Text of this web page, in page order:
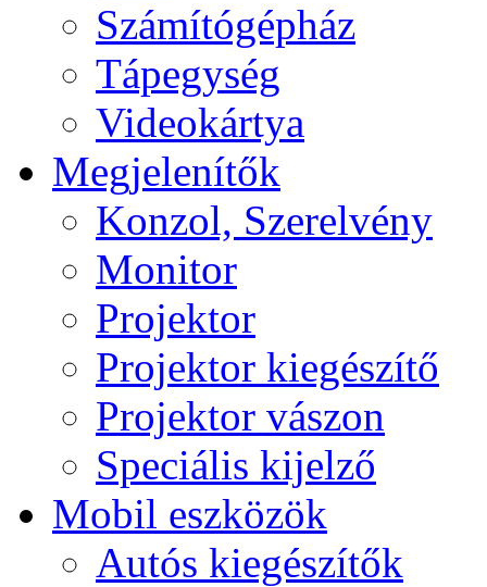
Számítógépház
Tápegység
Videokártya
Megjelenítők
Konzol, Szerelvény
Monitor
Projektor
Projektor kiegészítő
Projektor vászon
Speciális kijelző
Mobil eszközök
Autós kiegészítők